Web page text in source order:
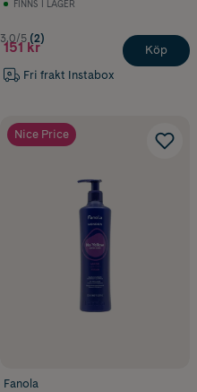
FINNS I LAGER
3.0/5 (2)
151 kr
Fri frakt Instabox
Köp
Nice Price
Fanola